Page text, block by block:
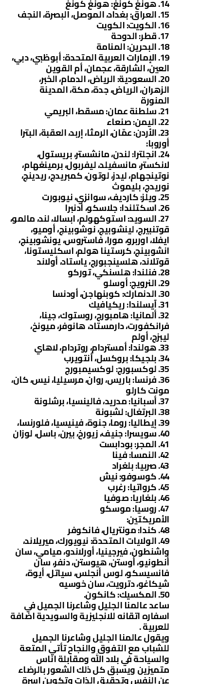
14. هونغ كونغ: هونغ كونغ
15. العراق: بغداد، الموصل، البصرة، النجف
16. الكويت: الكويت
17. قطر: الدوحة
18. البحرين: المنامة
19. الإمارات العربية المتحدة: أبوظبي، دبي،
العين، الشارقة، عجمان، أم القوين
20. السعودية: الرياض، الدمام، الخبر،
الزهران، الرياض، جدة، مكة، المدينة
المنورة
21. سلطنة عمان: مسقط، البريمي
22. اليمن: صنعاء
23. الأردن: عمّان، الرمثا، إربد، العقبة، البترا
أوروبا:
24. انجلترا: لندن، مانشستر، بريستول،
لانكستر، مانسفيلد، ليفربول، برمينغهام،
نوتينجهام، ليدز، لوتون، كمبريدج، ريدينج،
نوريدج، بليموث
25. ويلز: كارديف، سوانزي، نيوبورت
26. اسكتلندا: جلاسكو، أدنبرا
27. السويد: استوكهولم، ابسالا، لند، مالمو،
قوتنبيرج، لينشوبيج، نوشوبينج، أوميو،
ايفلا، اوربرو، مورا، فاستروس، يونشوبينج،
انشوبينج، كرستينا هولم، اسكليستونا،
قوتلاند، هلسينجبورج، ياستاد، أولاند
28. فنلندا: هلسنكي، توركو
29. النرويج: أوسلو
30. الدنمارك: كوبنهاجن، أودنسا
31. آيسلندا: ريكيافيك
32. ألمانيا: هامبورج، روستوك، جينا،
فرانكفورت، دارمستاد، هانوفر، ميونخ،
ليبزج، أولم
33. هولندا: أمستردام، روتردام، لاهاي
34. بلجيكا: بروكسل، أنتويرب
35. لوكسبورج: لوكسيمبورج
36. فرنسا: باريس، روان، مرسيليا، نيس، كان،
مونت كارلو
37. أسبانيا: مدريد، فالينسيا، برشلونة
38. البرتغال: لشبونة
39. إيطاليا: روما، جنوة، فينيسيا، فلورنسا،
40. سويسرا: جنيف، زيورخ، بيرن، باسل، لوزان
41. المجر: بودابست
42. النمسا: فينا
43. صربيا: بلغراد
44. كوسوفو: نيش
45. كرواتيا: رغرب
46. بلغاريا: صوفيا
47. روسيا: موسكو
الأمريكتين:
48. كندا: مونتريال، فانكوفر
49. الولايات المتحدة: نيويورك، ميريلاند،
واشنطون، فيرجينيا، أورلاندو، ميامي، سان
أنطونيو، أوستن، هيوستن، دنفر، سان
فانسيسكو، لوس أنجلس، سياتل، أيوة،
شيكاغو، دترويت، سان خوسيه
50. المكسيك: كانكون.
ساعد عالمنا الجليل وشاعرنا الجميل في
اسفاره اتقانه للانجليزية والسويدية اضافة
للعربية .
ويقول عالمنا الجليل وشاعرنا الجميل
للشباب مع التفوق والنجاح تأتي المتعة
والسياحة في بلاد الله ومقابلة اناس
متميزين ويسبق كل ذلك الشعور بالرضاء
عن النفس وتحقيق الذات وتكوين اسرة